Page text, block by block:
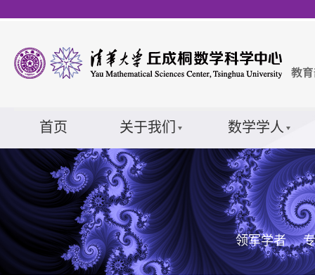
首页 关于我们 数学学人
领军学者